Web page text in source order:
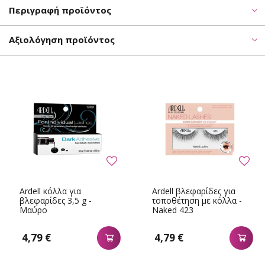
Περιγραφή προϊόντος
Αξιολόγηση προϊόντος
Ardell κόλλα για
βλεφαρίδες 3,5 g -
Μαύρο
4,79 €
Ardell βλεφαρίδες για
τοποθέτηση με κόλλα -
Naked 423
4,79 €